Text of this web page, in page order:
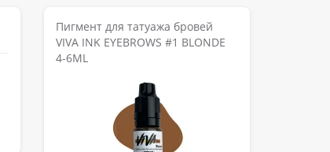
Пигмент для татуажа бровей
VIVA INK EYEBROWS #1 BLONDE
4-6ML